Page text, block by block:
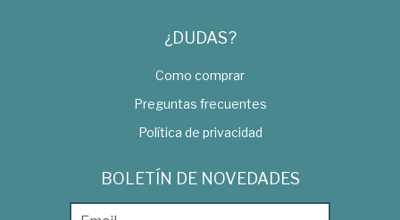
¿DUDAS?
Como comprar
Preguntas frecuentes
Política de privacidad
BOLETÍN DE NOVEDADES